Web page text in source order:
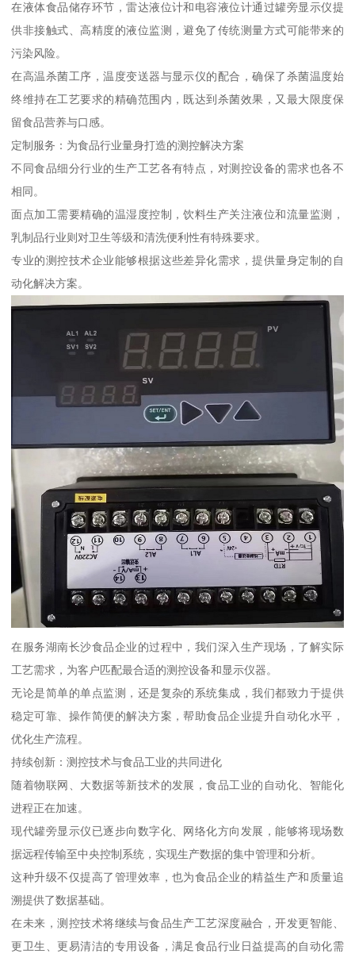
在液体食品储存环节，雷达液位计和电容液位计通过罐旁显示仪提
供非接触式、高精度的液位监测，避免了传统测量方式可能带来的
污染风险。
在高温杀菌工序，温度变送器与显示仪的配合，确保了杀菌温度始
终维持在工艺要求的精确范围内，既达到杀菌效果，又最大限度保
留食品营养与口感。
定制服务：为食品行业量身打造的测控解决方案
不同食品细分行业的生产工艺各有特点，对测控设备的需求也各不
相同。
面点加工需要精确的温湿度控制，饮料生产关注液位和流量监测，
乳制品行业则对卫生等级和清洗便利性有特殊要求。
专业的测控技术企业能够根据这些差异化需求，提供量身定制的自
动化解决方案。
在服务湖南长沙食品企业的过程中，我们深入生产现场，了解实际
工艺需求，为客户匹配最合适的测控设备和显示仪器。
无论是简单的单点监测，还是复杂的系统集成，我们都致力于提供
稳定可靠、操作简便的解决方案，帮助食品企业提升自动化水平，
优化生产流程。
持续创新：测控技术与食品工业的共同进化
随着物联网、大数据等新技术的发展，食品工业的自动化、智能化
进程正在加速。
现代罐旁显示仪已逐步向数字化、网络化方向发展，能够将现场数
据远程传输至中央控制系统，实现生产数据的集中管理和分析。
这种升级不仅提高了管理效率，也为食品企业的精益生产和质量追
溯提供了数据基础。
在未来，测控技术将继续与食品生产工艺深度融合，开发更智能、
更卫生、更易清洁的专用设备，满足食品行业日益提高的自动化需